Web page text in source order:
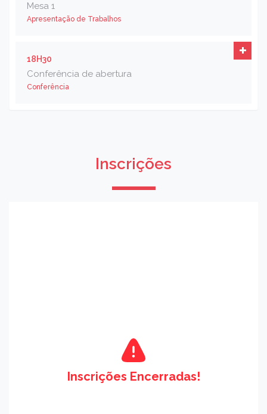
Mesa 1
Apresentação de Trabalhos
18H30
Conferência de abertura
Conferência
Inscrições
Inscrições Encerradas!